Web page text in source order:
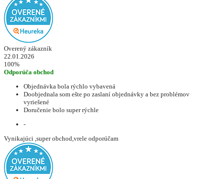
Overený zákazník
22.01.2026
100%
Odporúča obchod
Objednávka bola rýchlo vybavená
Doobjednala som ešte po zaslaní objednávky a bez problémov
vyriešené
Doručenie bolo super rýchle
-
Vynikajúci ,super obchod,vrele odporúčam